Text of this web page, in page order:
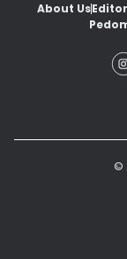
About Us
©